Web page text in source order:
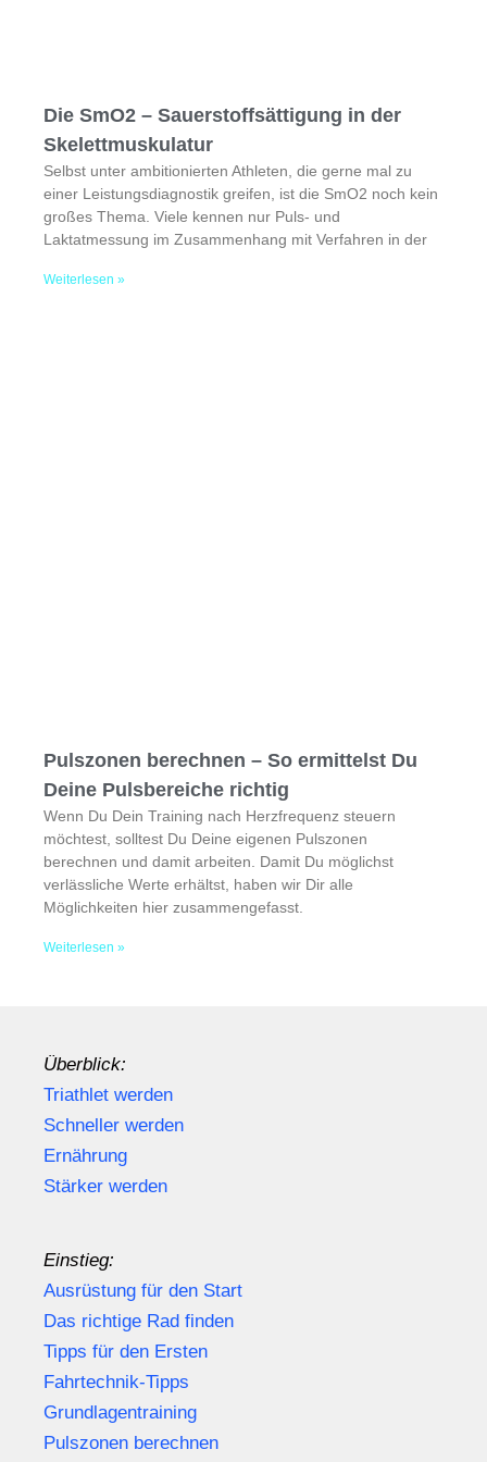
Die SmO2 – Sauerstoffsättigung in der
Skelettmuskulatur
Selbst unter ambitionierten Athleten, die gerne mal zu
einer Leistungsdiagnostik greifen, ist die SmO2 noch kein
großes Thema. Viele kennen nur Puls- und
Laktatmessung im Zusammenhang mit Verfahren in der
Weiterlesen »
Pulszonen berechnen – So ermittelst Du
Deine Pulsbereiche richtig
Wenn Du Dein Training nach Herzfrequenz steuern
möchtest, solltest Du Deine eigenen Pulszonen
berechnen und damit arbeiten. Damit Du möglichst
verlässliche Werte erhältst, haben wir Dir alle
Möglichkeiten hier zusammengefasst.
Weiterlesen »
Überblick:
Triathlet werden
Schneller werden
Ernährung
Stärker werden
Einstieg:
Ausrüstung für den Start
Das richtige Rad finden
Tipps für den Ersten
Fahrtechnik-Tipps
Grundlagentraining
Pulszonen berechnen